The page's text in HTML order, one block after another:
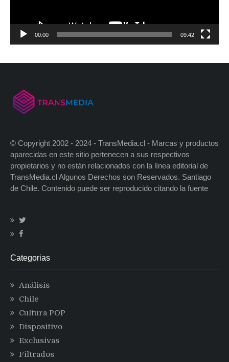
00:00 09:42
© Copyright 2002 - 2024 - TransMedia.cl - Marcas y productos
aparecidas en este sitio pertenecen a sus respectivos
propietarios y no están relacionados con la línea editorial de
TransMedia.cl Algunos Derechos son Reservados. Santiago
de Chile. Contenido puede ser reproducido citando la fuente
Categorias
Análisis
Chile
Cultura POP
Dispositivo
Exclusivas
Filtrados